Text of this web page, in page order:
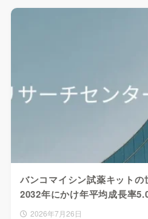
バンコマイシン試薬キット
2032年にかけ年平均成長率
2026年7月26日